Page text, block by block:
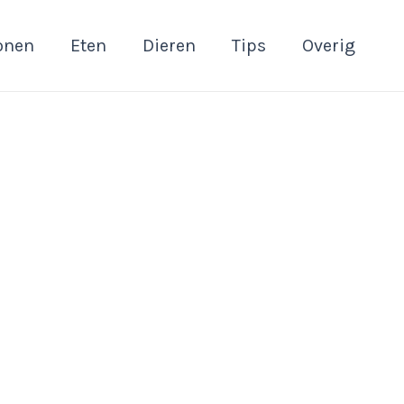
Eten Dieren Tips Overig